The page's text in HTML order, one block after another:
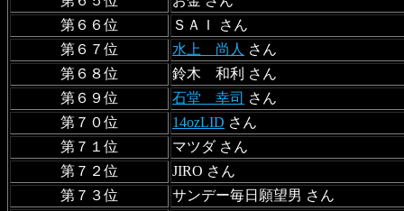
第６６位
ＳＡＩ さん
第６７位
水上 尚人 さん
第６８位
鈴木 和利 さん
第６９位
石堂 幸司 さん
第７０位
14ozLID さん
第７１位
マツダ さん
第７２位
JIRO さん
第７３位
サンデー毎日願望男 さん